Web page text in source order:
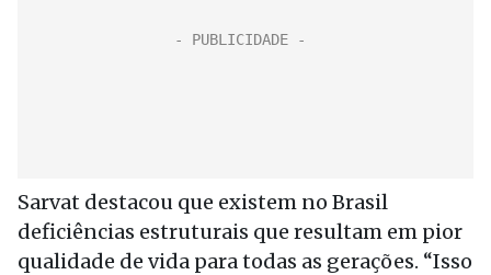
Sarvat destacou que existem no Brasil
deficiências estruturais que resultam em pior
qualidade de vida para todas as gerações. “Isso